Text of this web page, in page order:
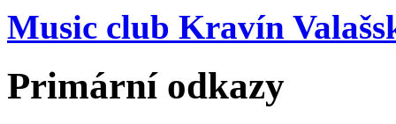
Music club Kravín
Primární odkazy